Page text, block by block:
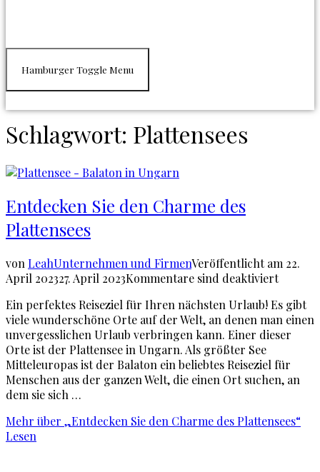
Hamburger Toggle Menu
Schlagwort: Plattensees
Entdecken Sie den Charme des
Plattensees
von LeahUnternehmen und FirmenVeröffentlicht am 22.
April 202327. April 2023Kommentare sind deaktiviert
Ein perfektes Reiseziel für Ihren nächsten Urlaub! Es gibt
viele wunderschöne Orte auf der Welt, an denen man einen
unvergesslichen Urlaub verbringen kann. Einer dieser
Orte ist der Plattensee in Ungarn. Als größter See
Mitteleuropas ist der Balaton ein beliebtes Reiseziel für
Menschen aus der ganzen Welt, die einen Ort suchen, an
dem sie sich …
Mehr über „Entdecken Sie den Charme des Plattensees“
Lesen